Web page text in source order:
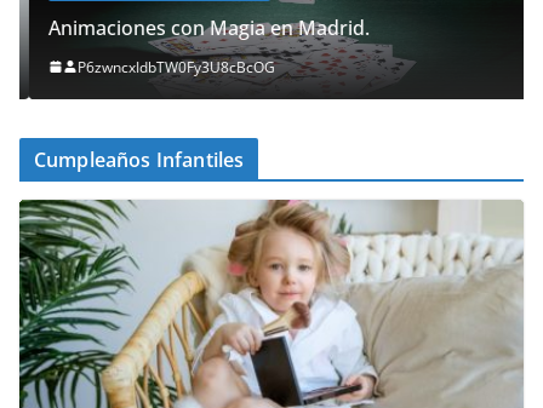
Animaciones con Magia en Madrid.
P6zwncxIdbTW0Fy3U8cBcOG
Cumpleaños Infantiles